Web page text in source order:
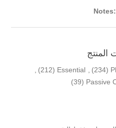
Notes:
المنتج
(234)
Essential
(212)
Passive
(39)